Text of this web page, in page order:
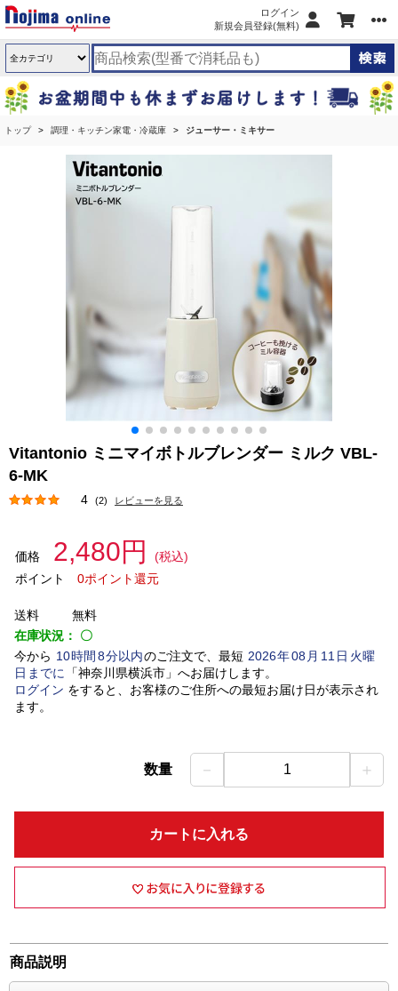
ログイン
新規会員登録(無料)
トップ 調理・キッチン家電・冷蔵庫 ジューサー・ミキサー
Vitantonio ミニマイボトルブレンダー ミルク VBL-
6-MK
4 (2) レビューを見る
価格 2,480円
(税込)
ポイント
0ポイント還元
送料
無料
在庫状況： 〇
今から 10時間 8分以内のご注文で、最短 2026年08 月 11 日火曜
日 までに 「神奈川県横浜市」 へお届けします。
ログイン をすると、お客様のご住所への最短お届け日が表示され
ます。
数量 － 1 ＋
カートに入れる
商品説明